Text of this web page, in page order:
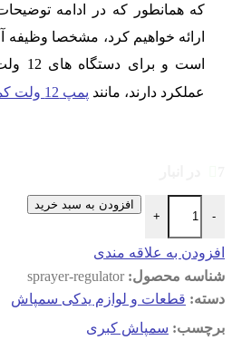
که همانطور که در ادامه
ارائه خواهیم کرد، مشخصا
است
عملکرد دارند، مانند پمپ 12 ولت کمپر
-
رگلاتور سمپاش شارژی یا ولوم
+
افزودن به سبد خرید
افزودن به علاقه مندی
شناسه محصول:sprayer-regulator
دسته: قطعات و لوازم یدکی سمپاش
برچسب: سمپاش کبری